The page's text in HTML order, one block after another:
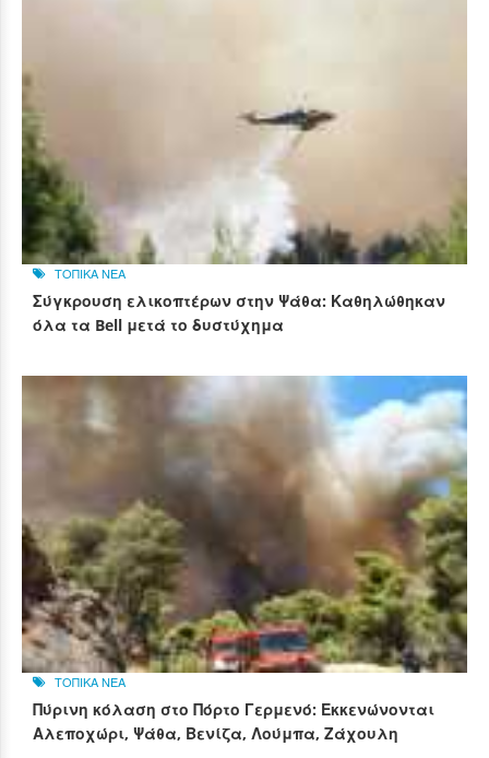
ΤΟΠΙΚΑ ΝΕΑ
Σύγκρουση ελικοπτέρων στην Ψάθα: Καθηλώθηκαν
όλα τα Bell μετά το δυστύχημα
ΤΟΠΙΚΑ ΝΕΑ
Πύρινη κόλαση στο Πόρτο Γερμενό: Εκκενώνονται
Αλεποχώρι, Ψάθα, Βενίζα, Λούμπα, Ζάχουλη